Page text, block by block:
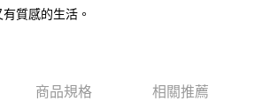
，請瀏覽以下網址：
付」時，將依據個別帳號之用戶狀況，依本公司即
質感的生活。
商品規格 相關推薦